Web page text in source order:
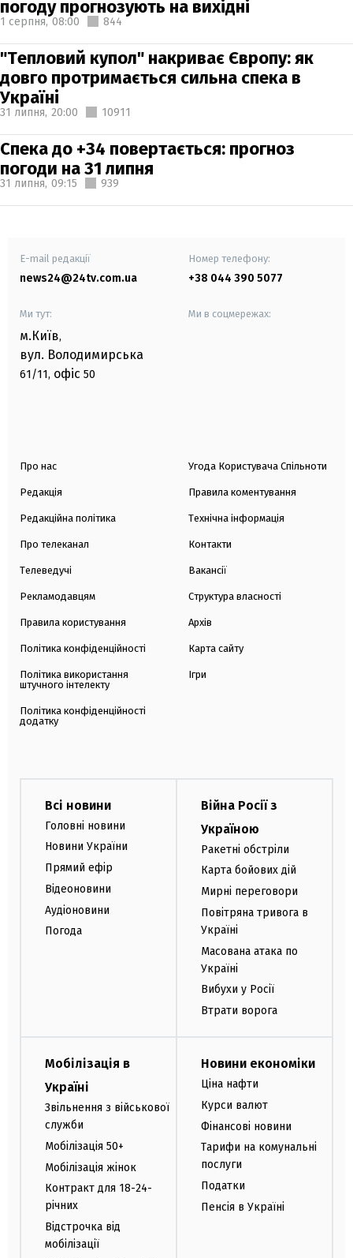
погоду прогнозують на вихідні
1 серпня, 08:00 844
"Тепловий купол" накриває Європу: як
довго протримається сильна спека в
Україні
31 липня, 20:00 10911
Спека до +34 повертається: прогноз
погоди на 31 липня
31 липня, 09:15 939
E-mail редакції
news24@24tv.com.ua
Номер телефону:
+38 044 390 5077
Ми тут:
м.Київ,
вул. Володимирська
61/11, офіс 50
Ми в соцмережах:
Про нас
Редакція
Редакційна політика
Про телеканал
Телеведучі
Рекламодавцям
Правила користування
Політика конфіденційності
Політика використання
штучного інтелекту
Політика конфіденційності
додатку
Угода Користувача Спільноти
Правила коментування
Технічна інформація
Контакти
Вакансії
Структура власності
Архів
Карта сайту
Ігри
Всі новини
Головні новини
Новини України
Прямий ефір
Відеоновини
Аудіоновини
Погода
Війна Росії з
Україною
Ракетні обстріли
Карта бойових дій
Мирні переговори
Повітряна тривога в
Україні
Масована атака по
Україні
Вибухи у Росії
Втрати ворога
Мобілізація в
Україні
Звільнення з військової
служби
Мобілізація 50+
Мобілізація жінок
Контракт для 18-24-
річних
Відстрочка від
мобілізації
Новини економіки
Ціна нафти
Курси валют
Фінансові новини
Тарифи на комунальні
послуги
Податки
Пенсія в Україні